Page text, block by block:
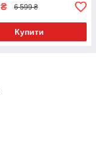
₴ 6 599 ₴
Купити